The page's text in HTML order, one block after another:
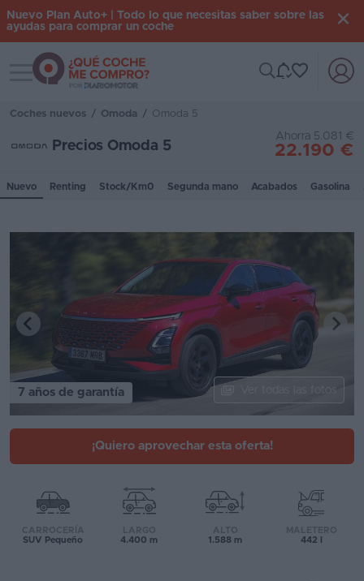
Iniciar
Coches
Stock
KM
Segunda
Ofertas
Asistente
Nuevo Plan Auto+ | Todo lo que necesitas saber sobre las
ayudas para comprar un coche
Toggle navigation
Coches nuevos / Omoda / Omoda 5
Precios Omoda 5
Ahorra 5.081 €
22.190 €
Nuevo Renting Stock/Km0 Segunda mano Acabados Gasolina
7 años de garantía Ver todas las fotos
¡Quiero aprovechar esta oferta!
CARROCERÍA
SUV Pequeño
LARGO
4.400 m
ALTO
1.588 m
MALETERO
442 l